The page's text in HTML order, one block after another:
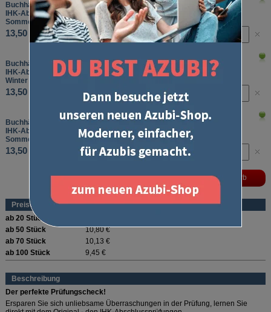
Buchhändler/-in, Sortiment
IHK-Abschlussprüfung
Sommer 2025
13,50 €
Buchhändler/-in, Sortiment
IHK-Abschlussprüfung
Winter 2025/2026
13,50 €
Buchhändler/-in, Sortiment
IHK-Abschlussprüfung
Sommer 2026
13,50 €
Preise (pro Stück und Sorte)
ab 20 Stück
ab 50 Stück
10,80 €
ab 70 Stück
10,13 €
ab 100 Stück
9,45 €
Beschreibung
Der perfekte Prüfungscheck!
Ersparen Sie sich unliebsame Überraschungen in der Prüfung, lernen Sie